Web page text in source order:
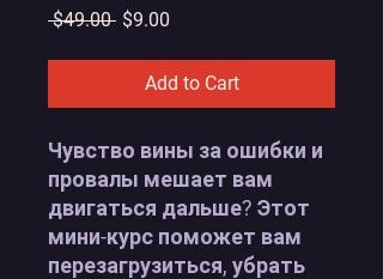
$49.00 Regular
$9.00
Add to Cart
Чувство вины за ошибки и
провалы мешает вам
двигаться дальше? Этот
мини-курс поможет вам
перезагрузиться, убрать